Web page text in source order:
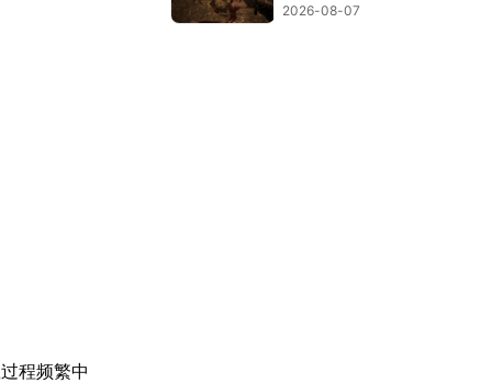
程频繁中
2026-08-07